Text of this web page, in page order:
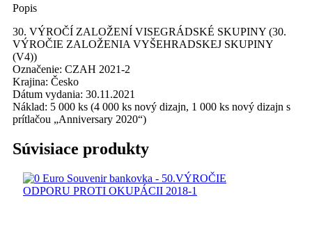
Popis
30. VÝROČÍ ZALOŽENÍ VISEGRÁDSKÉ SKUPINY (30.
VÝROČIE ZALOŽENIA VYŠEHRADSKEJ SKUPINY
(V4))
Označenie: CZAH 2021-2
Krajina: Česko
Dátum vydania: 30.11.2021
Náklad: 5 000 ks (4 000 ks nový dizajn, 1 000 ks nový dizajn s
prítlačou „Anniversary 2020“)
Súvisiace produkty